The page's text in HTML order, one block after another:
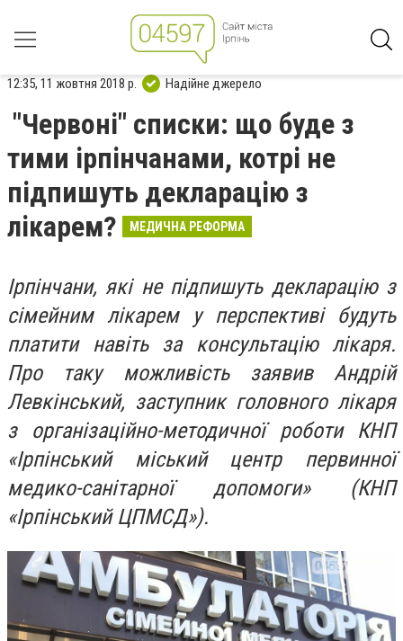
12:35, 11 жовтня 2018 р. Надійне джерело
"Червоні" списки: що буде з
тими ірпінчанами, котрі не
підпишуть декларацію з
лікарем?
МЕДИЧНА РЕФОРМА
Ірпінчани, які не підпишуть декларацію з
сімейним лікарем у перспективі будуть
платити навіть за консультацію лікаря.
Про таку можливість заявив Андрій
Левкінський, заступник головного лікаря
з організаційно-методичної роботи КНП
«Ірпінський міський центр первинної
медико-санітарної допомоги» (КНП
«Ірпінський ЦПМСД»).